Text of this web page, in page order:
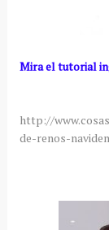
Mira el tutorial
http://
de-renos-